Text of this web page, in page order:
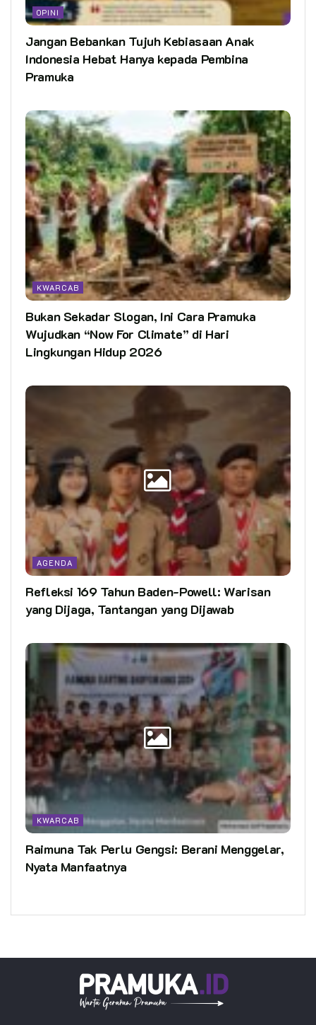
OPINI
Jangan Bebankan Tujuh Kebiasaan Anak
Indonesia Hebat Hanya kepada Pembina
Pramuka
KWARCAB
Bukan Sekadar Slogan, Ini Cara Pramuka
Wujudkan “Now For Climate” di Hari
Lingkungan Hidup 2026
AGENDA
Refleksi 169 Tahun Baden-Powell: Warisan
yang Dijaga, Tantangan yang Dijawab
KWARCAB
Raimuna Tak Perlu Gengsi: Berani Menggelar,
Nyata Manfaatnya